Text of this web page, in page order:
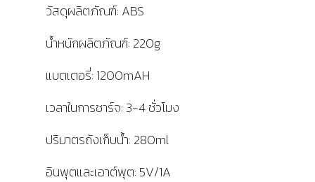
วัสดุผลิตภัณฑ์: ABS
น้ำหนักผลิตภัณฑ์: 220g
แบตเตอรี่: 1200mAH
เวลาในการชาร์จ: 3-4 ชั่วโมง
ปริมาตรถังเก็บน้ำ: 280ml
อินพุตและเอาต์พุต: 5V/1A